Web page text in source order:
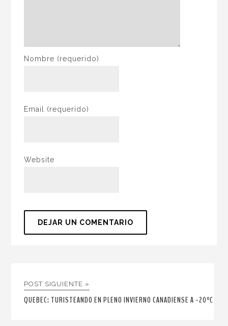
Nombre (requerido)
Email (requerido)
Website
POST SIGUIENTE »
QUEBEC: TURISTEANDO EN PLENO INVIERNO CANADIENSE A -20ºC